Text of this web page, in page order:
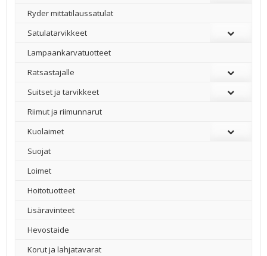
Ryder mittatilaussatulat
Satulatarvikkeet
–
Lampaankarvatuotteet
Ratsastajalle
Suitset ja tarvikkeet
Riimut ja riimunnarut
Kuolaimet
Suojat
Loimet
Hoitotuotteet
Lisäravinteet
Hevostaide
Korut ja lahjatavarat